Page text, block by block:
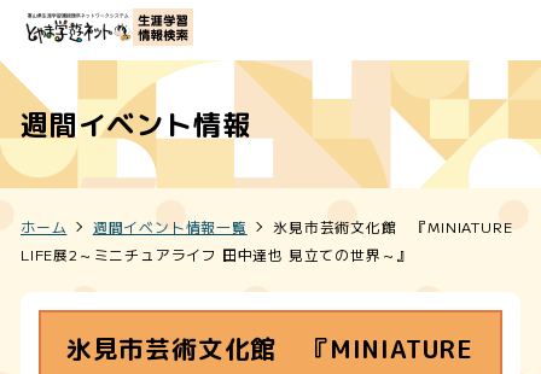
週間イベント情報
ホーム 週間イベント情報一覧
氷見市芸術文化館 『MINIATURE
LIFE展2～ミニチュアライフ 田中達也 見立ての世界～』
氷見市芸術文化館 『MINIATURE